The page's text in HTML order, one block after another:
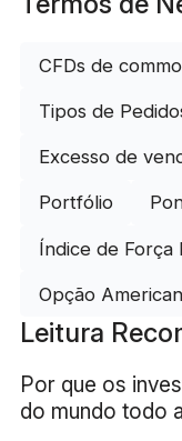
CFDs de
Tipos de
Excesso de
Portfólio
Índice de Força
Opção
Leitura
Por que os
do mundo todo